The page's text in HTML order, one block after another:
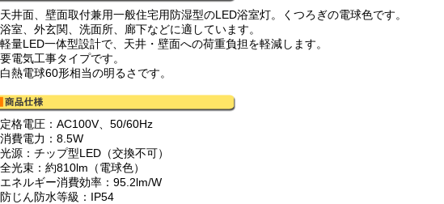
井面、壁面取付兼用一般住宅用防湿型のLED浴室灯。くつろぎの電球色です。
室、外玄関、洗面所、廊下などに適しています。
量LED一体型設計で、天井・壁面への荷重負担を軽減します。
電気工事タイプです。
熱電球60形相当の明るさです。
格電圧：AC100V、50/60Hz
費電力：8.5W
源：チップ型LED（交換不可）
光束：約810lm（電球色）
ネルギー消費効率：95.2lm/W
じん防水等級：IP54